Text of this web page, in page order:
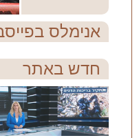
אנימלס
חדש באתר